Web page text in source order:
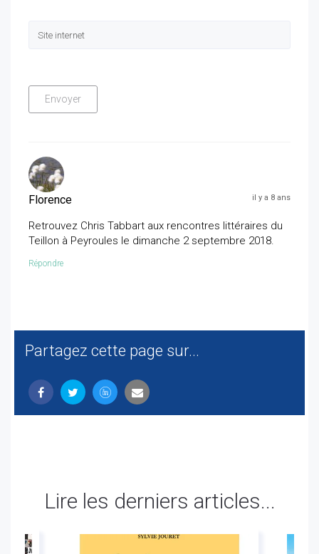
Florence il y a 8 ans
Retrouvez Chris Tabbart aux rencontres littéraires du
Teillon à Peyroules le dimanche 2 septembre 2018.
Répondre
Partagez cette page sur...
Lire les derniers articles...